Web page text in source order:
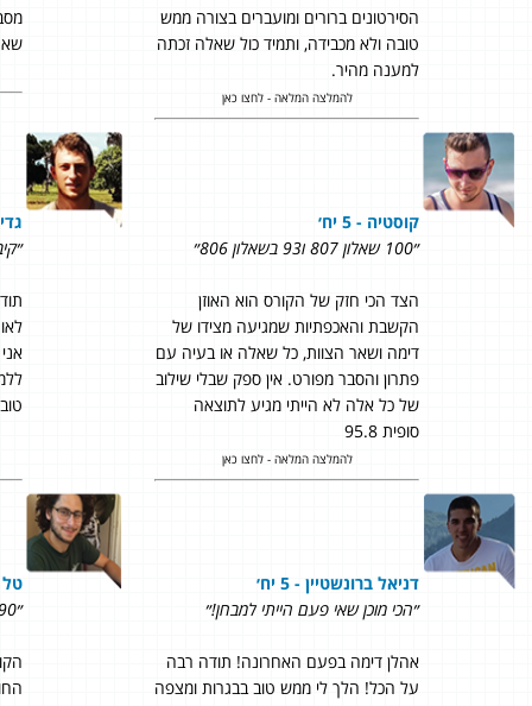
הסירטונים ברורים ומועברים בצורה ממש
טובה ולא מכבידה, ותמיד כול שאלה זכתה
למענה מהיר.
להמלצה המלאה - לחצו כאן
קוסטיה - 5 יח׳
״100 שאלון 807 ו93 בשאלון 806״
הצד הכי חזק של הקורס הוא האוזן
הקשבת והאכפתיות שמגיעה מצידו של
דימה ושאר הצוות, כל שאלה או בעיה עם
פתרון והסבר מפורט. אין ספק שבלי שילוב
של כל אלה לא הייתי מגיע לתוצאה
סופית 95.8
להמלצה המלאה - לחצו כאן
דניאל ברונשטיין - 5 יח׳
״הכי מוכן שאי פעם הייתי למבחן!״
אהלן דימה בפעם האחרונה! תודה רבה
על הכל! הלך לי ממש טוב בבגרות ומצפה
טל
״90 סופי!!!״